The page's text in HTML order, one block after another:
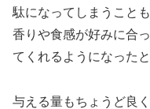
駄になってしまうこと
香りや食感が好みに合
てくれるようになった
与える量もちょうど良